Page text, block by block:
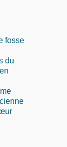
fosse
du